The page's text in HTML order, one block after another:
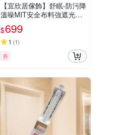
【宜欣居傢飾】舒眠-防污降
溫噪MIT安全布料強遮光窗
簾-W145*H165cm一窗2片-
總寬290cm(窗簾/拉簾/門簾/
隔間/除舊佈新)
$699
1 (1)
券